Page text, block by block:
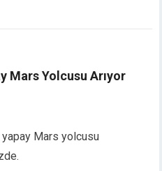
Mars Yolcusu Arıyor
Mars yolcusu